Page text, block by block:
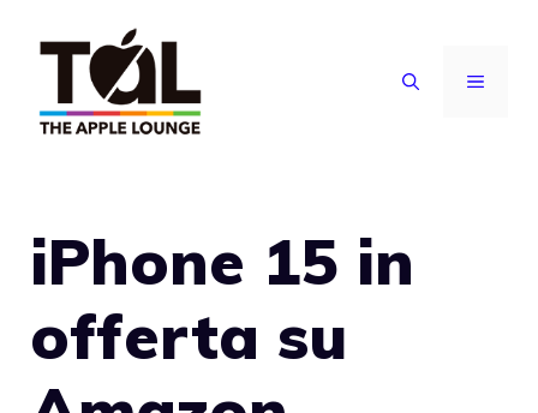
contenuto
MENU
iPhone 15 in
offerta su